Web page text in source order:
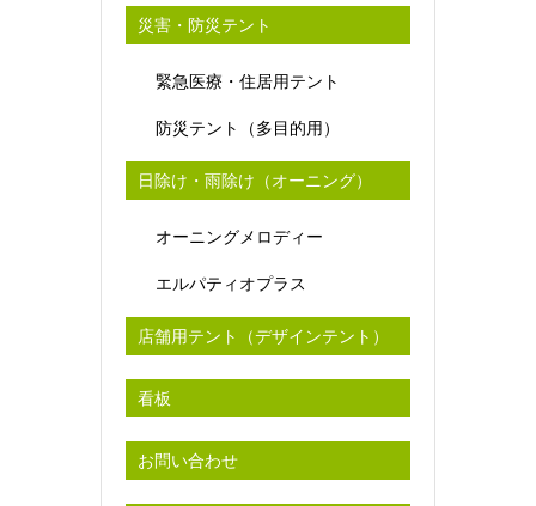
災害・防災テント
緊急医療・住居用テント
防災テント（多目的用）
日除け・雨除け（オーニング）
オーニングメロディー
エルパティオプラス
店舗用テント（デザインテント）
看板
お問い合わせ